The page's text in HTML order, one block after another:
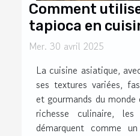
Comment
tapioca en
Mer. 30 avril 2025
La cuisine asiatique,
ses textures variées,
et gourmands du
richesse culinaire,
démarquent comme